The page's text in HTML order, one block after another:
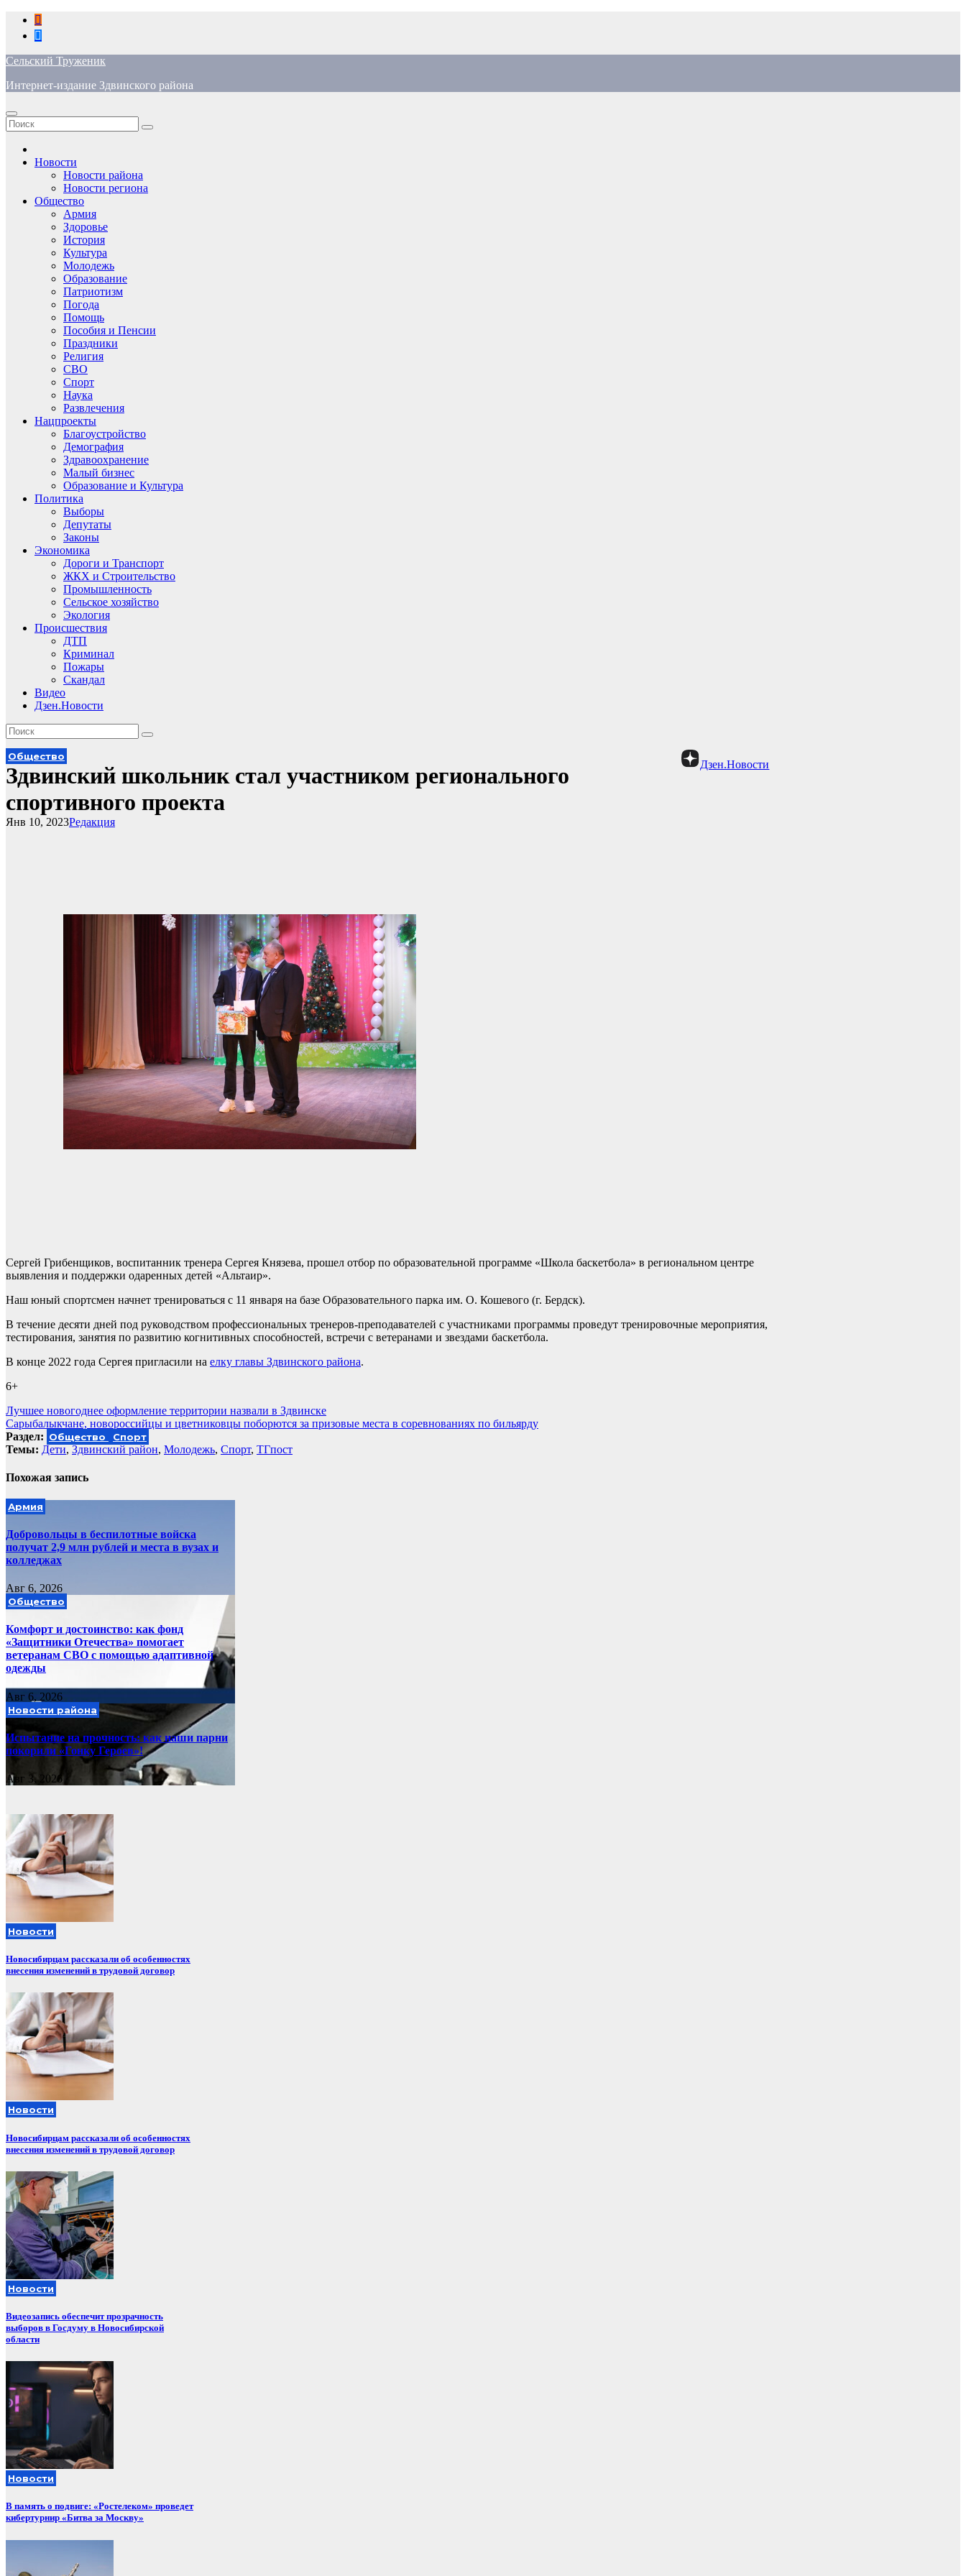
Перейти
содержимому
Сельский Труженик
Интернет-издание Здвинского района
Новости
Новости района
Новости региона
Общество
Армия
Здоровье
История
Культура
Молодежь
Образование
Патриотизм
Погода
Помощь
Пособия и Пенсии
Праздники
Религия
СВО
Спорт
Наука
Развлечения
Нацпроекты
Благоустройство
Демография
Здравоохранение
Малый бизнес
Образование и Культура
Политика
Выборы
Депутаты
Законы
Экономика
Дороги и Транспорт
ЖКХ и Строительство
Промышленность
Сельское хозяйство
Экология
Происшествия
ДТП
Криминал
Пожары
Скандал
Видео
Дзен.Новости
Дзен.Новости
Общество
Здвинский школьник стал участником регионального
спортивного проекта
Редакция
Янв 10, 2023
Сергей Грибенщиков, воспитанник тренера Сергея Князева, прошел отбор по образовательной программе «Школа баскетбола» в региональном центре
выявления и поддержки одаренных детей «Альтаир».
Наш юный спортсмен начнет тренироваться с 11 января на базе Образовательного парка им. О. Кошевого (г. Бердск).
В течение десяти дней под руководством профессиональных тренеров-преподавателей с участниками программы проведут тренировочные мероприятия,
тестирования, занятия по развитию когнитивных способностей, встречи с ветеранами и звездами баскетбола.
В конце 2022 года Сергея пригласили на елку главы Здвинского района.
6+
Навигация
по
записям
Лучшее новогоднее оформление территории назвали в Здвинске
Сарыбалыкчане, новороссийцы и цветниковцы поборются за призовые места в соревнованиях по бильярду
Раздел: Общество Спорт
Темы: Дети, Здвинский район, Молодежь, Спорт, ТГпост
Похожая запись
Армия
Добровольцы в беспилотные войска
получат 2,9 млн рублей и места в вузах и
колледжах
Авг 6, 2026
Общество
Комфорт и достоинство: как фонд
«Защитники Отечества» помогает
ветеранам СВО с помощью адаптивной
одежды
Авг 6, 2026
Новости района
Испытание на прочность: как наши парни
покорили «Гонку Героев»!
Авг 3, 2026
Новости
Новосибирцам рассказали об особенностях
внесения изменений в трудовой договор
Новости
Новосибирцам рассказали об особенностях
внесения изменений в трудовой договор
Новости
Видеозапись обеспечит прозрачность
выборов в Госдуму в Новосибирской
области
Новости
В память о подвиге: «Ростелеком» проведет
кибертурнир «Битва за Москву»